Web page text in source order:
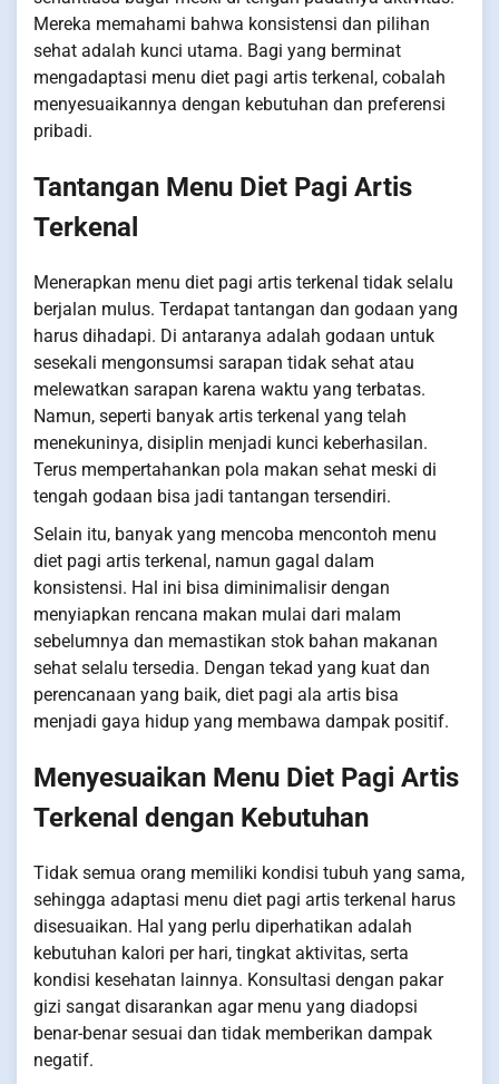
Mereka memahami bahwa konsistensi dan pilihan
sehat adalah kunci utama. Bagi yang berminat
mengadaptasi menu diet pagi artis terkenal, cobalah
menyesuaikannya dengan kebutuhan dan preferensi
pribadi.
Tantangan Menu Diet Pagi Artis
Terkenal
Menerapkan menu diet pagi artis terkenal tidak selalu
berjalan mulus. Terdapat tantangan dan godaan yang
harus dihadapi. Di antaranya adalah godaan untuk
sesekali mengonsumsi sarapan tidak sehat atau
melewatkan sarapan karena waktu yang terbatas.
Namun, seperti banyak artis terkenal yang telah
menekuninya, disiplin menjadi kunci keberhasilan.
Terus mempertahankan pola makan sehat meski di
tengah godaan bisa jadi tantangan tersendiri.
Selain itu, banyak yang mencoba mencontoh menu
diet pagi artis terkenal, namun gagal dalam
konsistensi. Hal ini bisa diminimalisir dengan
menyiapkan rencana makan mulai dari malam
sebelumnya dan memastikan stok bahan makanan
sehat selalu tersedia. Dengan tekad yang kuat dan
perencanaan yang baik, diet pagi ala artis bisa
menjadi gaya hidup yang membawa dampak positif.
Menyesuaikan Menu Diet Pagi Artis
Terkenal dengan Kebutuhan
Tidak semua orang memiliki kondisi tubuh yang sama,
sehingga adaptasi menu diet pagi artis terkenal harus
disesuaikan. Hal yang perlu diperhatikan adalah
kebutuhan kalori per hari, tingkat aktivitas, serta
kondisi kesehatan lainnya. Konsultasi dengan pakar
gizi sangat disarankan agar menu yang diadopsi
benar-benar sesuai dan tidak memberikan dampak
negatif.